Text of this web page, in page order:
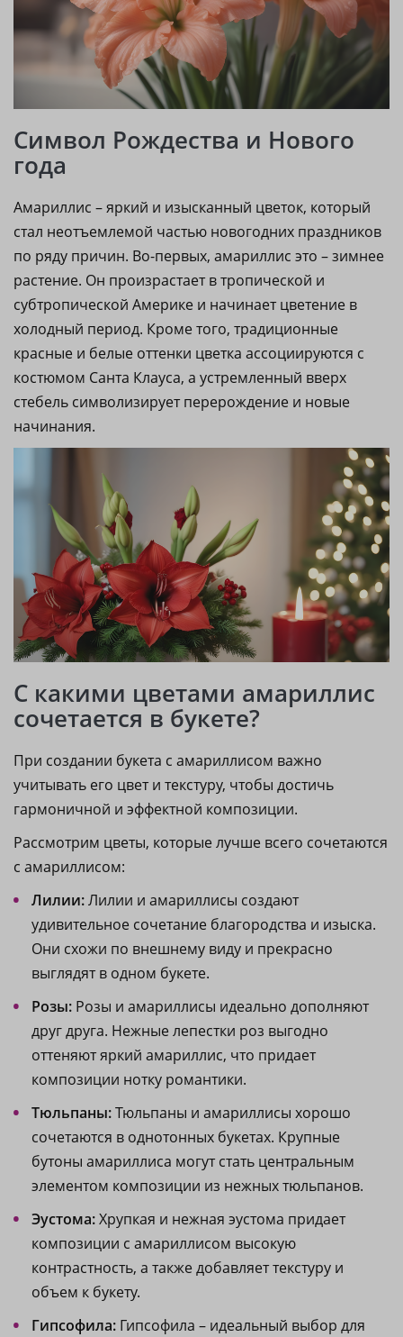
Символ Рождества и Нового
года
Амариллис – яркий и изысканный цветок, который
стал неотъемлемой частью новогодних праздников
по ряду причин. Во-первых, амариллис это – зимнее
растение. Он произрастает в тропической и
субтропической Америке и начинает цветение в
холодный период. Кроме того, традиционные
красные и белые оттенки цветка ассоциируются с
костюмом Санта Клауса, а устремленный вверх
стебель символизирует перерождение и новые
начинания.
С какими цветами амариллис
сочетается в букете?
При создании букета с амариллисом важно
учитывать его цвет и текстуру, чтобы достичь
гармоничной и эффектной композиции.
Рассмотрим цветы, которые лучше всего сочетаются
с амариллисом:
Лилии:Лилии и амариллисы создают
удивительное сочетание благородства и изыска.
Они схожи по внешнему виду и прекрасно
выглядят в одном букете.
Розы: Розы и амариллисы идеально дополняют
друг друга. Нежные лепестки роз выгодно
оттеняют яркий амариллис, что придает
композиции нотку романтики.
Тюльпаны:Тюльпаны и амариллисы хорошо
сочетаются в однотонных букетах. Крупные
бутоны амариллиса могут стать центральным
элементом композиции из нежных тюльпанов.
Эустома:Хрупкая и нежная эустома придает
композиции с амариллисом высокую
контрастность, а также добавляет текстуру и
объем к букету.
Гипсофила: Гипсофила – идеальный выбор для